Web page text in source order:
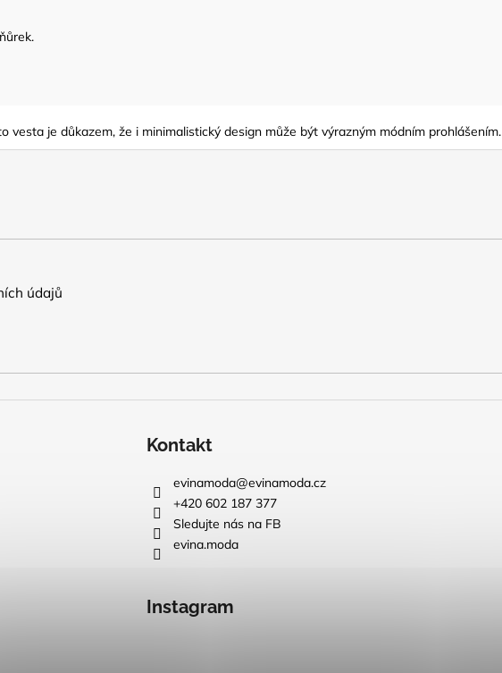
je důkazem, že i minimalistický design může být výrazným módním prohlášením.
údajů
Kontakt
evinamoda@evinamoda.cz
+420 602 187 377
Sledujte nás na FB
evina.moda
Instagram